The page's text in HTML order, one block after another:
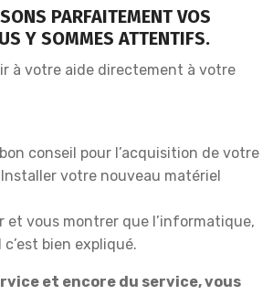
PARFAITEMENT VOS
Y SOMMES ATTENTIFS.
à votre aide directement à votre
conseil pour l’acquisition de votre
votre nouveau matériel
et vous montrer que l’informatique,
bien expliqué.
et encore du service, vous